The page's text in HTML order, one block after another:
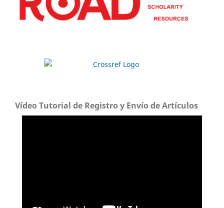
Vídeo Tutorial de Registro y Envío de Artículos